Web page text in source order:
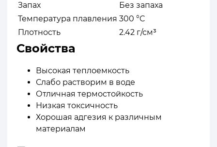
Запах
Без запаха
Температура плавления 300 °C
Плотность
2.42 г/см³
Свойства
Высокая теплоемкость
Слабо растворим в воде
Отличная термостойкость
Низкая токсичность
Хорошая адгезия к различным
материалам